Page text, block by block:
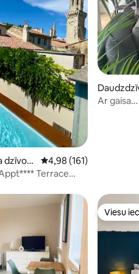
dzīvokli
Vidējais vērtējums:
4,98 (161)
Terrace
s
Ar gaisa
Viesu
Viesu